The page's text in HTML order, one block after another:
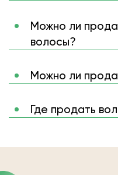
Можно ли
волосы?
Можно ли
Где продать